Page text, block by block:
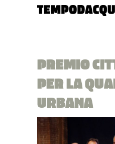
PREMIO
PER LA
URBANA